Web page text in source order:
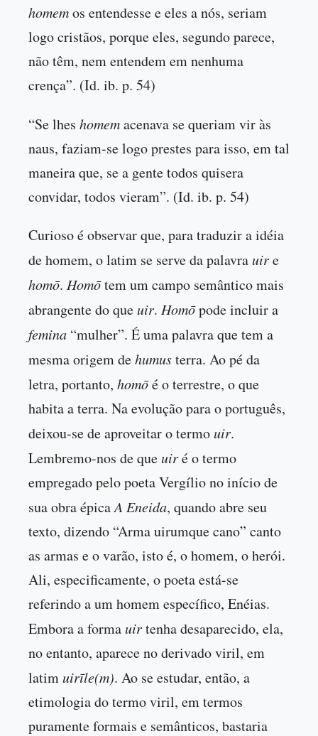
homemos entendesse e eles a nós, seriam
logo cristãos, porque eles, segundo parece,
não têm, nem entendem em nenhuma
crença”. (Id. ib. p. 54)
“Se lhes homemacenava se queriam vir às
naus, faziam-se logo prestes para isso, em tal
maneira que, se a gente todos quisera
convidar, todos vieram”. (Id. ib. p. 54)
Curioso é observar que, para traduzir a idéia
de homem, o latim se serve da palavrauire
homō. Homōtem um campo semântico mais
abrangente do queuir. Homōpode incluir a
femina “mulher”. É uma palavra que tem a
mesma origem dehumusterra. Ao pé da
letra, portanto, homōé o terrestre, o que
habita a terra. Na evolução para o português,
deixou-se de aproveitar o termouir.
Lembremo-nos de queuiré o termo
empregado pelo poeta Vergílio no início de
sua obra épicaA Eneida, quando abre seu
texto, dizendo “Arma uirumque cano” canto
as armas e o varão, isto é, o homem, o herói.
Ali, especificamente, o poeta está-se
referindo a um homem específico, Enéias.
Embora a formauirtenha desaparecido, ela,
no entanto, aparece no derivado viril, em
latimuirīle(m). Ao se estudar, então, a
etimologia do termo viril, em termos
puramente formais e semânticos, bastaria